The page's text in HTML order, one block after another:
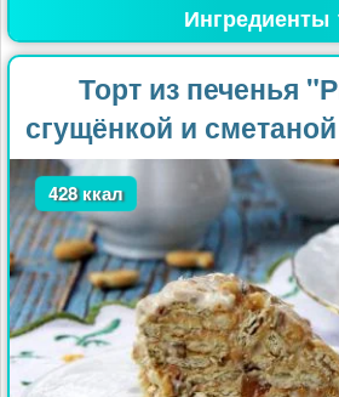
Ингредиенты
Торт из печенья
сгущёнкой и
428 ккал